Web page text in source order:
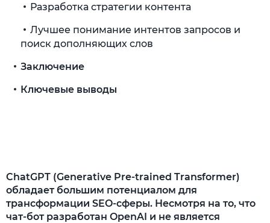
ChatGPT (Generative Pre-trained Transformer)
обладает большим потенциалом для
трансформации SEO-сферы. Несмотря на то, что
чат-бот разработан OpenAI и не является
Разработка стратегии контента
Лучшее понимание интентов запросов и
поиск дополняющих слов
Заключение
Ключевые выводы